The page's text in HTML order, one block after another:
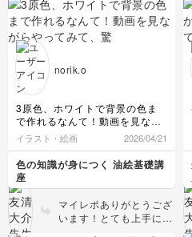
あるトマト表面の表情が
捉えられていますね！全
体的な色合いもとても良
て良いですが、あまりオ
るとムラが出たり、滑り
が良すぎて絵具がのせづ
らくなることもあると思
います。オイルはなるべ
く控え目にしてみてくだ
さい。 また新しく描い
さいね。楽しみにしてお
ります！
norik.o
3原色、ホワイトで背景の色ま
で作れるなんて！動画を見なが
らやってみて、驚きました
イラスト・絵画 2026/04/21
色の知識が身につく 油絵基礎講
座
マイレポありがとうござ
います！とても上手に色